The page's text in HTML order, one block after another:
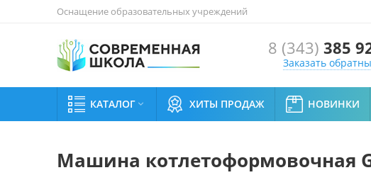
Оснащение образовательных учреждений
8 (343) 385
Заказать
КАТАЛОГ  ХИТЫ ПРОДАЖ НОВИНКИ
Машина котлетоформовочная